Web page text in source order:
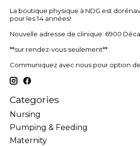
La boutique physique à NDG est
pour les 14 années!
Nouvelle adresse de clinique: 6900
**sur rendez-vous seulement**
Communiquez avec nous pour option
Categories
Nursing
Pumping & Feeding
Maternity